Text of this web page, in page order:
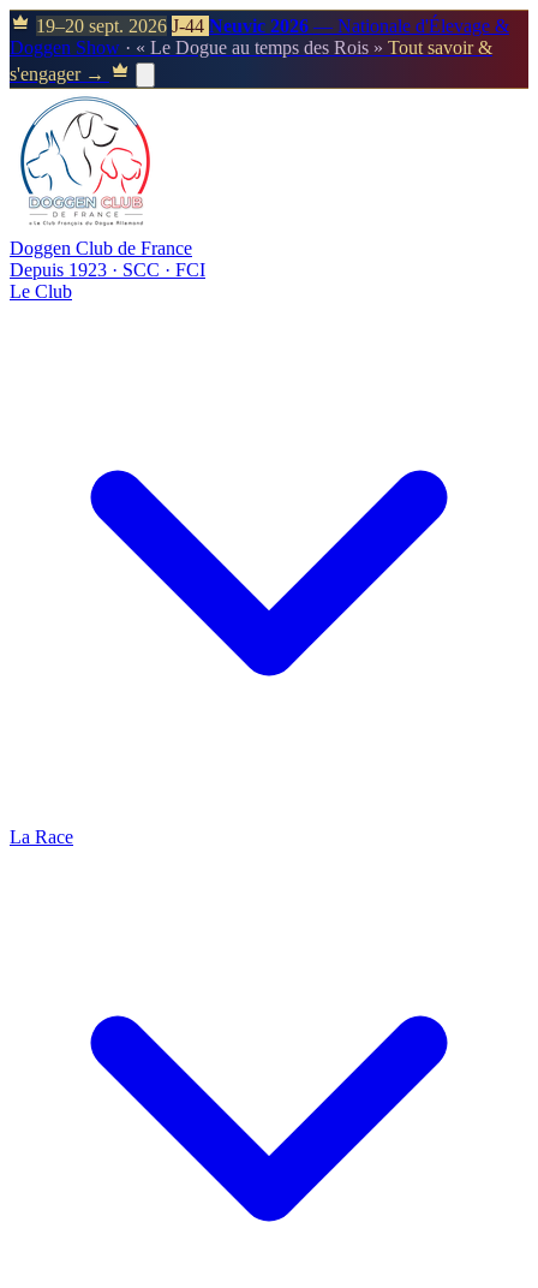
19–20 sept. 2026 J-44 Neuvic 2026 — Nationale d'Élevage &
Doggen Show · « Le Dogue au temps des Rois » Tout savoir &
s'engager →
Doggen Club de France
Depuis 1923 · SCC · FCI
Le Club
La Race